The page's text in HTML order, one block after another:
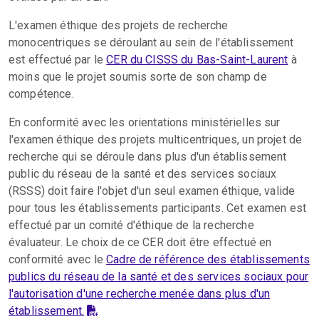
L'examen éthique des projets de recherche
monocentriques se déroulant au sein de l'établissement
est effectué par leCER du CISSS du Bas-Saint-Laurent à
moins que le projet soumis sorte de son champ de
compétence.
En conformité avec les orientations ministérielles sur
l'examen éthique des projets multicentriques, un projet de
recherche qui se déroule dans plus d'un établissement
public du réseau de la santé et des services sociaux
(RSSS) doit faire l'objet d'un seul examen éthique, valide
pour tous les établissements participants. Cet examen est
effectué par un comité d'éthique de la recherche
évaluateur. Le choix de ce CER doit être effectué en
conformité avec leCadre de référence des établissements
publics du réseau de la santé et des services sociaux pour
l'autorisation d'une recherche menée dans plus d'un
établissement.